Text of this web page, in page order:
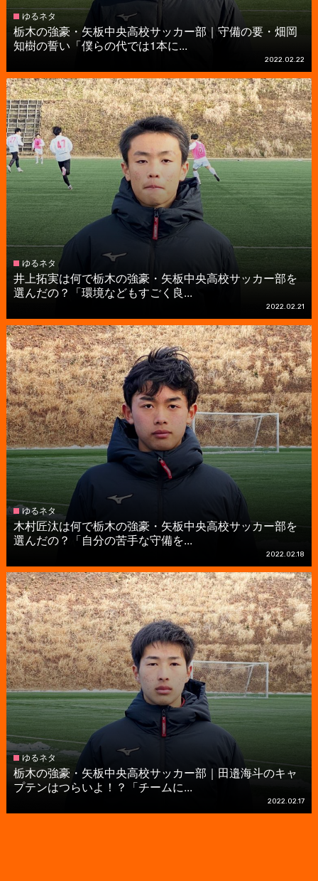
ゆるネタ
栃木の強豪・矢板中央高校サッカー部｜守備の要・畑岡
知樹の誓い「僕らの代では1本に...
2022.02.22
ゆるネタ
井上拓実は何で栃木の強豪・矢板中央高校サッカー部を
選んだの？「環境などもすごく良...
2022.02.21
ゆるネタ
木村匠汰は何で栃木の強豪・矢板中央高校サッカー部を
選んだの？「自分の苦手な守備を...
2022.02.18
ゆるネタ
栃木の強豪・矢板中央高校サッカー部｜田邉海斗のキャ
プテンはつらいよ！？「チームに...
2022.02.17